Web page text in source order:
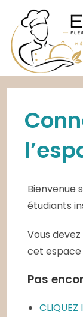
content
Bienvenue
étudiants
Vous
cet espace
Pas